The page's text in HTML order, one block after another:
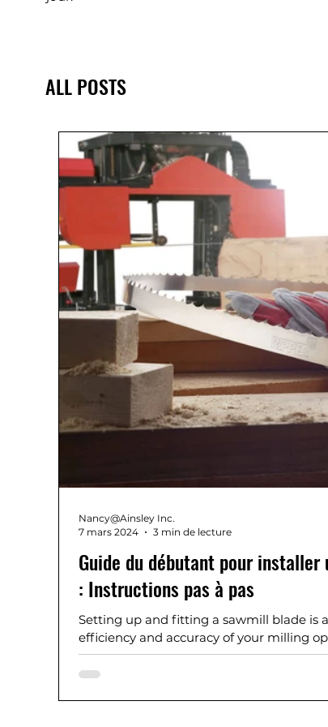
ALL POSTS
Guide du débutant pour installer
: Instructions pas à pas
Setting up and fitting a sawmill blade is
efficiency and accuracy of your milling
Nancy@Ainsley Inc.
7 mars 2024
3 min de lecture